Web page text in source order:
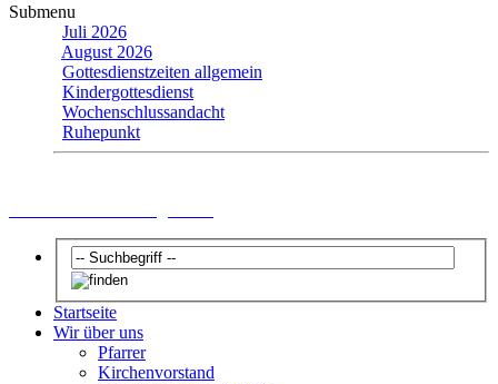
Submenu
Juli 2026
August 2026
Gottesdienstzeiten allgemein
Kindergottesdienst
Wochenschlussandacht
Ruhepunkt
Startseite
Wir über uns
Pfarrer
Kirchenvorstand